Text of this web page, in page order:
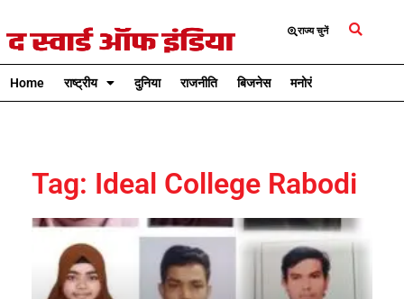
राज्य चुनें
Home राष्ट्रीय दुनिया राजनीति बिजनेस मनोरंजन
Tag: Ideal College Rabodi